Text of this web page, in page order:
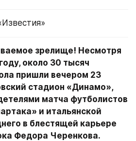
зрелище! Несмотря
около 30 тысяч
пришли вечером 23
стадион «Динамо»,
матча футболистов
и итальянской
в блестящей карьере
Федора Черенкова.